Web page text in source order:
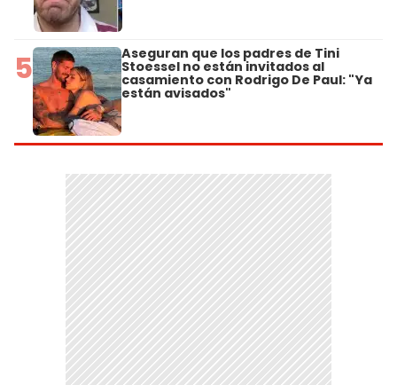
5 Aseguran que los padres de Tini
Stoessel no están invitados al
casamiento con Rodrigo De Paul: "Ya
están avisados"